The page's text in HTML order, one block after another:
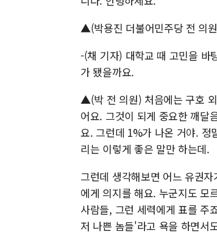
▲(박용진 더불어민주당 전 의
-(채 기자) 대학교 때 고민을 바
가 됐을까요.
▲(박 전 의원) 처음에는 구호
어요. 그것이 되게 중요한 깨달
요. 그런데 1%가 나온 거야. 정
리는 이렇게 좋은 말만 하는데.
그런데 생각해보면 어느 유권
에게 의지를 해요. 누군지도 모
사람들, 그런 세력에게 표를 주
저 나쁜 놈들'라고 욕을 하면서